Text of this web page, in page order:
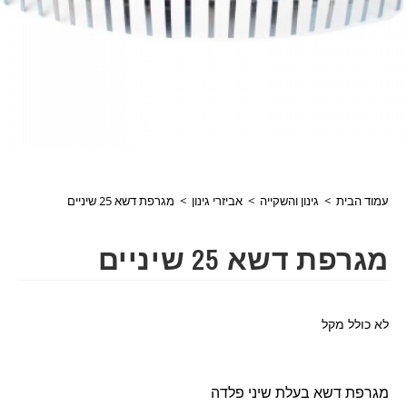
עמוד הבית > גינון והשקייה > אביזרי גינון > מגרפת דשא 25 שיניים
מגרפת דשא 25 שיניים
לא כולל מקל
מגרפת דשא בעלת שיני פלדה